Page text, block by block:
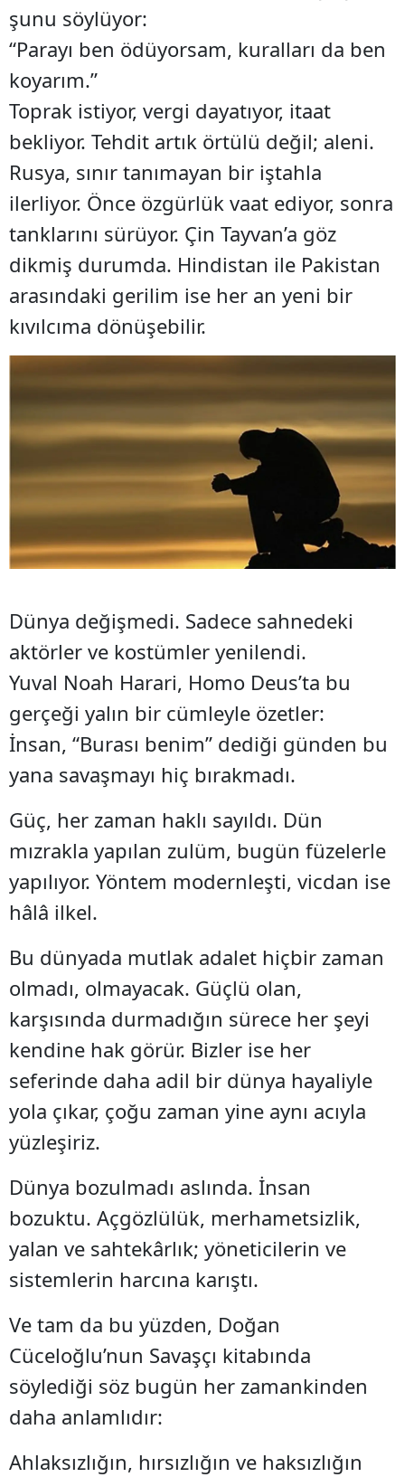
şunu söylüyor:
“Parayı ben ödüyorsam, kuralları da ben
koyarım.”
Toprak istiyor, vergi dayatıyor, itaat
bekliyor. Tehdit artık örtülü değil; aleni.
Rusya, sınır tanımayan bir iştahla
ilerliyor. Önce özgürlük vaat ediyor, sonra
tanklarını sürüyor. Çin Tayvan’a göz
dikmiş durumda. Hindistan ile Pakistan
arasındaki gerilim ise her an yeni bir
kıvılcıma dönüşebilir.
Dünya değişmedi. Sadece sahnedeki
aktörler ve kostümler yenilendi.
Yuval Noah Harari, Homo Deus’ta bu
gerçeği yalın bir cümleyle özetler:
İnsan, “Burası benim” dediği günden bu
yana savaşmayı hiç bırakmadı.
Güç, her zaman haklı sayıldı. Dün
mızrakla yapılan zulüm, bugün füzelerle
yapılıyor. Yöntem modernleşti, vicdan ise
hâlâ ilkel.
Bu dünyada mutlak adalet hiçbir zaman
olmadı, olmayacak. Güçlü olan,
karşısında durmadığın sürece her şeyi
kendine hak görür. Bizler ise her
seferinde daha adil bir dünya hayaliyle
yola çıkar, çoğu zaman yine aynı acıyla
yüzleşiriz.
Dünya bozulmadı aslında. İnsan
bozuktu. Açgözlülük, merhametsizlik,
yalan ve sahtekârlık; yöneticilerin ve
sistemlerin harcına karıştı.
Ve tam da bu yüzden, Doğan
Cüceloğlu’nun Savaşçı kitabında
söylediği söz bugün her zamankinden
daha anlamlıdır:
Ahlaksızlığın, hırsızlığın ve haksızlığın